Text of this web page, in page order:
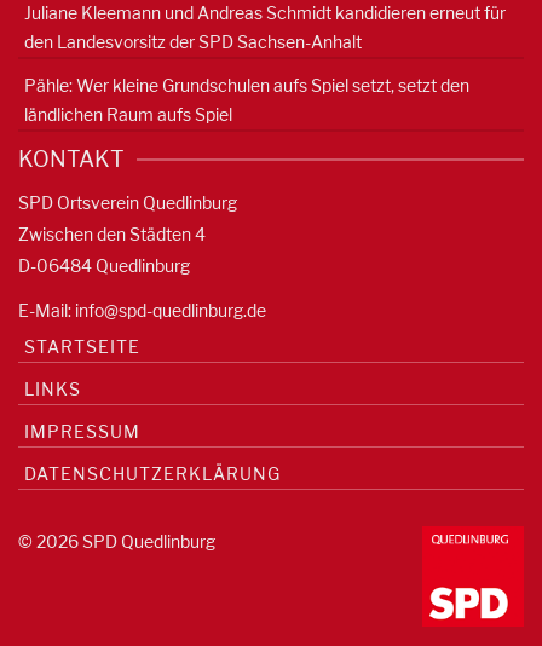
Juliane Kleemann und Andreas Schmidt kandidieren erneut für
den Landesvorsitz der SPD Sachsen-Anhalt
Pähle: Wer kleine Grundschulen aufs Spiel setzt, setzt den
ländlichen Raum aufs Spiel
KONTAKT
SPD Ortsverein Quedlinburg
Zwischen den Städten 4
D-06484 Quedlinburg
E-Mail: info@spd-quedlinburg.de
STARTSEITE
LINKS
IMPRESSUM
DATENSCHUTZERKLÄRUNG
© 2026 SPD Quedlinburg